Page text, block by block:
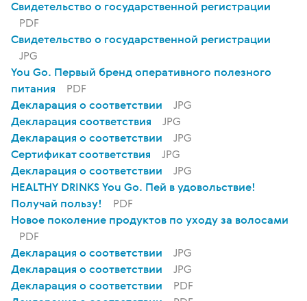
Свидетельство о государственной регистрации
PDF
Свидетельство о государственной регистрации
JPG
You Go. Первый бренд оперативного полезного
питания
PDF
Декларация о соответствии
JPG
Декларация соответствия
JPG
Декларация о соответствии
JPG
Сертификат соответствия
JPG
Декларация о соответствии
JPG
HEALTHY DRINKS You Go. Пей в удовольствие!
Получай пользу!
PDF
Новое поколение продуктов по уходу за волосами
PDF
Декларация о соответствии
JPG
Декларация о соответствии
JPG
Декларация о соответствии
PDF